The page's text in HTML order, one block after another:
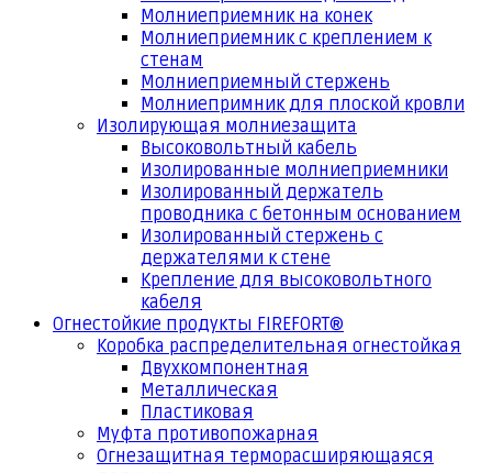
Молниеприемник на конек
Молниеприемник с креплением к
стенам
Молниеприемный стержень
Молниепримник для плоской кровли
Изолирующая молниезащита
Высоковольтный кабель
Изолированные молниеприемники
Изолированный держатель
проводника с бетонным основанием
Изолированный стержень с
держателями к стене
Крепление для высоковольтного
кабеля
Огнестойкие продукты FIREFORT®
Коробка распределительная огнестойкая
Двухкомпонентная
Металлическая
Пластиковая
Муфта противопожарная
Огнезащитная терморасширяющаяся